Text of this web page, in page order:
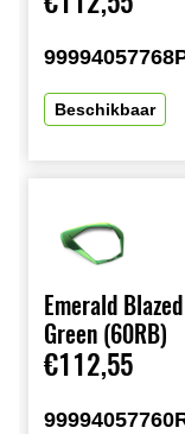
Beschikbaar
Emerald Blazed
Green (60RB)
€112,55